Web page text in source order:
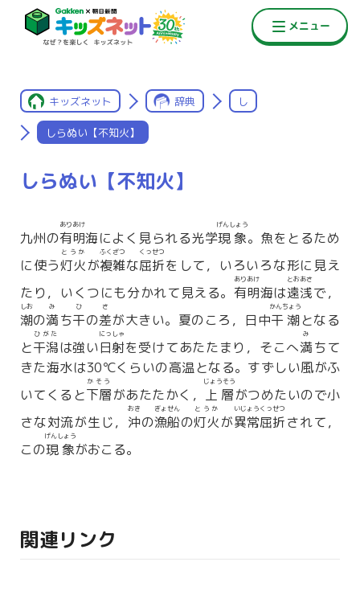
キッズネット 辞典 し
しらぬい【不知火】
しらぬい【不知火】
九州の有明
ありあけ
海によく見られる光学現象
げんしょう
。魚をとるため
に使う灯火
とうか
が複雑
ふくざつ
な屈折
くっせつ
をして，いろいろな形に見え
たり，いくつにも分かれて見える。 有明
ありあけ
海は遠浅
とおあさ
で，
潮
しお
の満
み
ち干
ひ
の差
さ
が大きい。夏のころ，日中干潮
かんちょう
となる
と干潟
ひがた
は強い日射
にっしゃ
を受けてあたたまり，そこへ満
み
ちて
きた海水は30℃くらいの高温となる。すずしい風がふ
いてくると下層
かそう
があたたかく， 上層
じょうそう
がつめたいので小
さな対流が生じ， 沖
おき
の漁船
ぎょせん
の灯火
とうか
が異常屈折
いじょうくっせつ
されて，
この現象
げんしょう
がおこる。
関連リンク